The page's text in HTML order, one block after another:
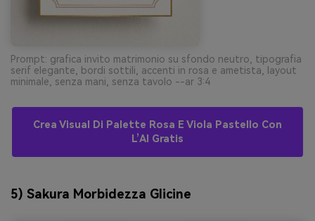
Prompt: grafica invito matrimonio su sfondo neutro, tipografia
serif elegante, bordi sottili, accenti in rosa e ametista, layout
minimale, senza mani, senza tavolo --ar 3:4
Crea Visual Di Palette Rosa E Viola Pastello Con
L’AI Gratis
5) Sakura Morbidezza Glicine